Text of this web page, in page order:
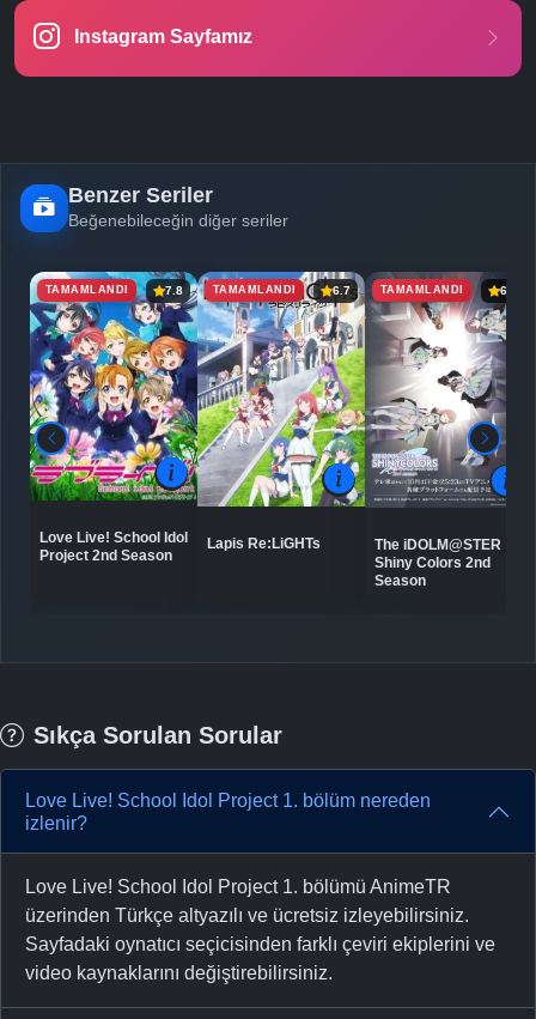
Instagram Sayfamız
Benzer Seriler
Beğenebileceğin diğer seriler
TAMAMLANDI 7.8
Love Live! School Idol
Project 2nd Season
TAMAMLANDI 6.7
Lapis Re:LiGHTs
TAMAMLANDI 6.3
The iDOLM@STER
Shiny Colors 2nd
Season
Sıkça Sorulan Sorular
Love Live! School Idol Project 1. bölüm nereden
izlenir?
Love Live! School Idol Project 1. bölümü AnimeTR
üzerinden Türkçe altyazılı ve ücretsiz izleyebilirsiniz.
Sayfadaki oynatıcı seçicisinden farklı çeviri ekiplerini ve
video kaynaklarını değiştirebilirsiniz.